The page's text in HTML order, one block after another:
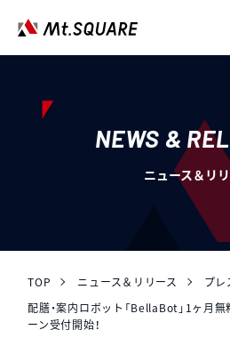
NEWS &
ニュース＆リ
TOP ニュース＆リリース
プレ
配膳・案内ロボット「BellaBot」1ヶ月
ーン受付開始！
SERVICES
サービス
CASE STUDY
採用情報
NEWS & RELEASES
ニュース＆リリース